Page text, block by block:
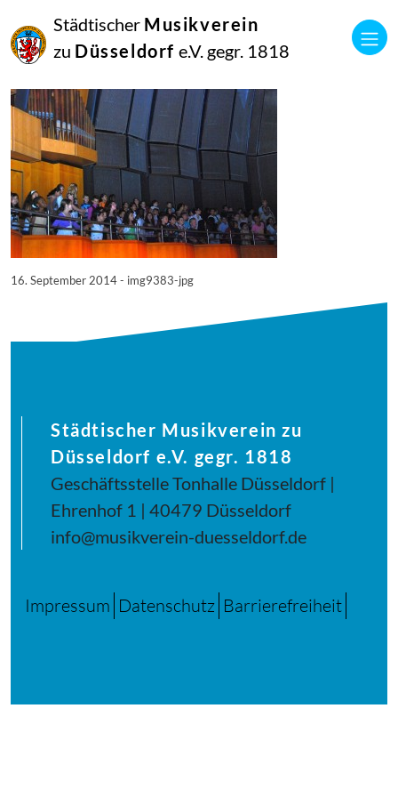
Städtischer Musikverein
zu Düsseldorf e.V. gegr. 1818
September
2014
Manfred Hill
16. September 2014 - img9383-jpg
Städtischer Musikverein zu
Düsseldorf e.V. gegr. 1818
Geschäftsstelle Tonhalle Düsseldorf |
Ehrenhof 1 | 40479 Düsseldorf
info@musikverein-duesseldorf.de
Impressum Datenschutz Barrierefreiheit